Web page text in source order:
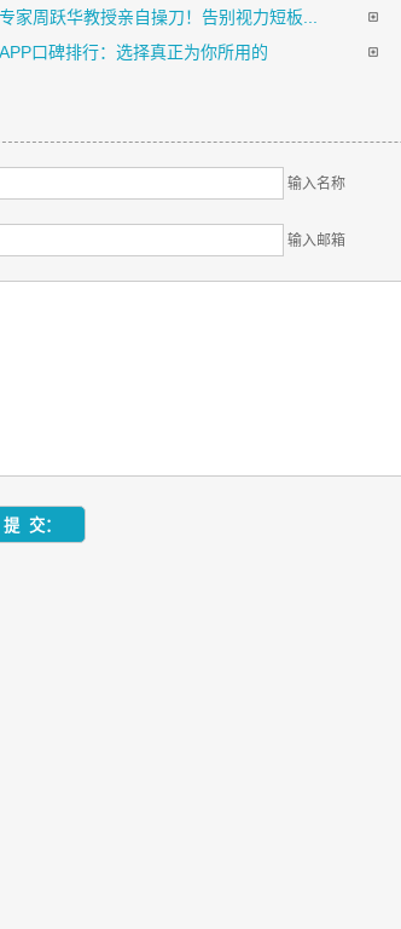
家周跃华教授亲自操刀！告别视力短板...
口碑排行：选择真正为你所用的
输入名称
输入邮箱